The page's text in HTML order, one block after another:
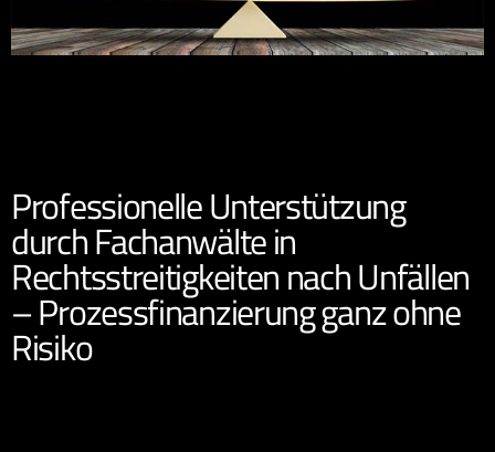
Professionelle Unterstützung
durch Fachanwälte in
Rechtsstreitigkeiten nach Unfällen
– Prozessfinanzierung ganz ohne
Risiko